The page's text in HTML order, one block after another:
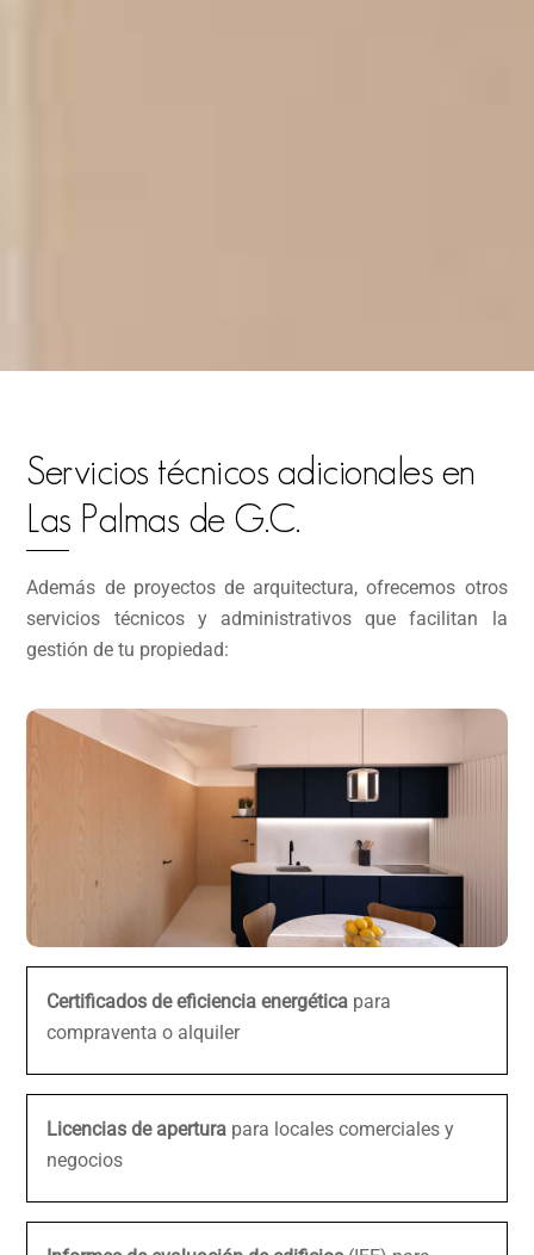
Servicios técnicos adicionales en
Las Palmas de G.C.
Además de proyectos de arquitectura, ofrecemos otros
servicios técnicos y administrativos que facilitan la
gestión de tu propiedad:
Certificados de eficiencia energética para
compraventa o alquiler
Licencias de apertura para locales comerciales y
negocios